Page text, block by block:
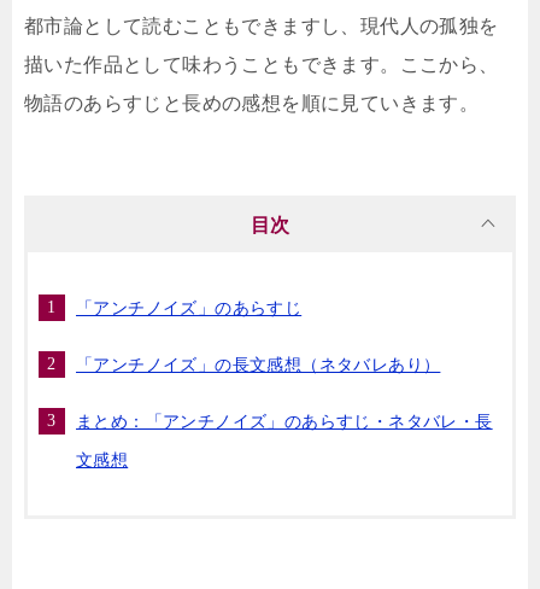
都市論として読むこともできますし、現代人の孤独を
描いた作品として味わうこともできます。ここから、
物語のあらすじと長めの感想を順に見ていきます。
目次
「アンチノイズ」のあらすじ
「アンチノイズ」の長文感想（ネタバレあり）
まとめ：「アンチノイズ」のあらすじ・ネタバレ・長
文感想